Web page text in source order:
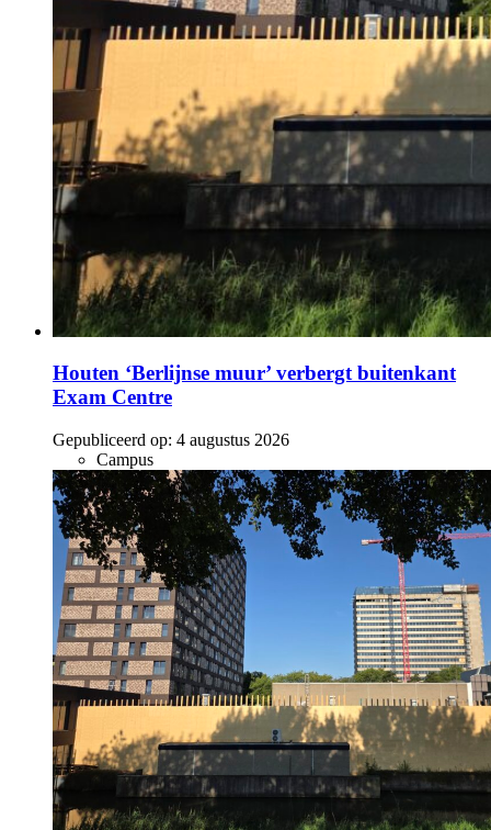
Houten ‘Berlijnse muur’ verbergt buitenkant
Exam Centre
Gepubliceerd op: 4 augustus 2026
Campus